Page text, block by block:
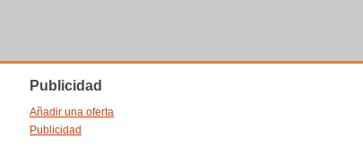
Publicidad
Añadir una oferta
Publicidad